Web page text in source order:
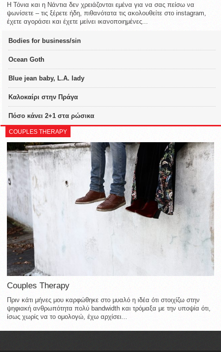
Η Τόνια και η Νάντια δεν χρειάζονται εμένα για να σας πείσω να
ψωνίσετε – τις ξέρετε ήδη, πιθανότατα τις ακολουθείτε στο instagram,
έχετε αγοράσει και έχετε μείνει ικανοποιημένες...
Bodies for business/sin
Ocean Goth
Blue jean baby, L.A. lady
Καλοκαίρι στην Πράγα
Πόσο κάνει 2+1 στα ρώσικα
COUPLES THERAPY
Couples Therapy
Πριν κάτι μήνες μου καρφώθηκε στο μυαλό η ιδέα ότι στοιχίζω στην
ψηφιακή ανθρωπότητα πολύ bandwidth και τρόμαξα με την υποψία ότι,
ίσως χωρίς να το ομολογώ, έχω αρχίσει...